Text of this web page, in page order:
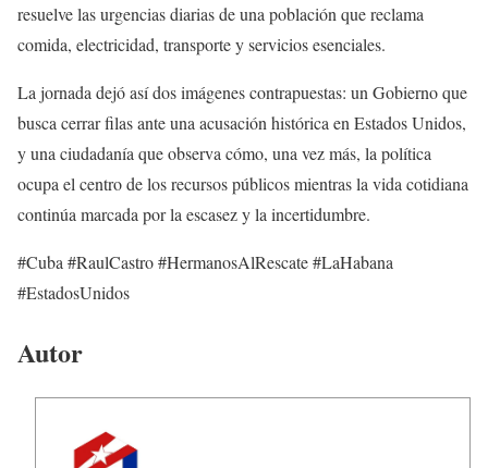
resuelve las urgencias diarias de una población que reclama
comida, electricidad, transporte y servicios esenciales.
La jornada dejó así dos imágenes contrapuestas: un Gobierno que
busca cerrar filas ante una acusación histórica en Estados Unidos,
y una ciudadanía que observa cómo, una vez más, la política
ocupa el centro de los recursos públicos mientras la vida cotidiana
continúa marcada por la escasez y la incertidumbre.
#Cuba #RaulCastro #HermanosAlRescate #LaHabana
#EstadosUnidos
Autor